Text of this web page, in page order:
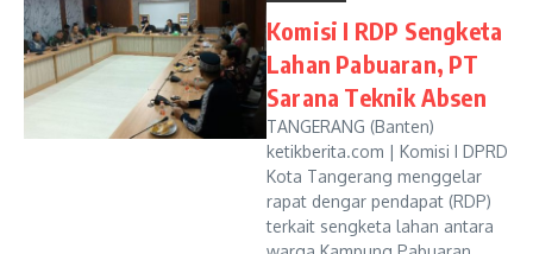
Komisi I RDP Sengketa
Lahan Pabuaran, PT
Sarana Teknik Absen
TANGERANG (Banten)
ketikberita.com | Komisi I DPRD
Kota Tangerang menggelar
rapat dengar pendapat (RDP)
terkait sengketa lahan antara